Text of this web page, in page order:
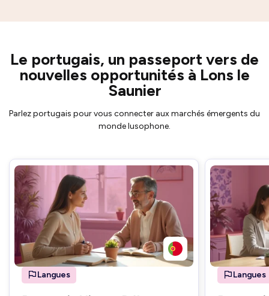
Le portugais, un passeport vers de
nouvelles opportunités à Lons le
Saunier
Parlez portugais pour vous connecter aux marchés émergents du
monde lusophone.
Langues Langues